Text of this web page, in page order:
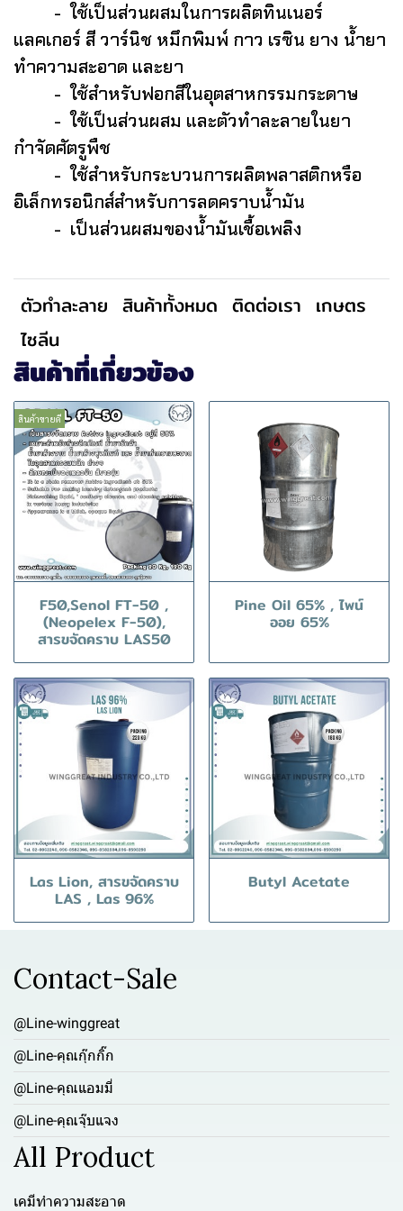
- ใช้เป็นส่วนผสมในการผลิตทินเนอร์
แลคเกอร์ สี วาร์นิช หมึกพิมพ์ กาว เรซิน ยาง น้ำยา
ทำความสะอาด และยา
- ใช้สำหรับฟอกสีในอุตสาหกรรมกระดาษ
- ใช้เป็นส่วนผสม และตัวทำละลายในยา
กำจัดศัตรูพืช
- ใช้สำหรับกระบวนการผลิตพลาสติกหรือ
อิเล็กทรอนิกส์สำหรับการลดคราบน้ำมัน
- เป็นส่วนผสมของน้ำมันเชื้อเพลิง
ตัวทำละลาย สินค้าทั้งหมด ติดต่อเรา เกษตร
ไซลีน
สินค้าที่เกี่ยวข้อง
สินค้าขายดี
F50,Senol FT-50 ,
(Neopelex F-50),
สารขจัดคราบ LAS50
Pine Oil 65% , ไพน์
ออย 65%
Las Lion, สารขจัดคราบ
LAS , Las 96%
Butyl Acetate
Contact-Sale
@Line-winggreat
@Line-คุณกุ๊กกิ๊ก
@Line-คุณแอมมี่
@Line-คุณจุ๊บแจง
All Product
เคมีทำความสะอาด